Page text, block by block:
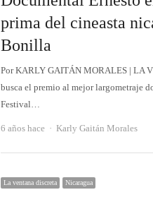
prima del cineasta
Bonilla
Por KARLY GAITÁN MORALES | LA
busca el premio al mejor largometraje
Festival…
6 años hace Autor
Karly Gaitán Morales
La ventana discreta Nicaragua